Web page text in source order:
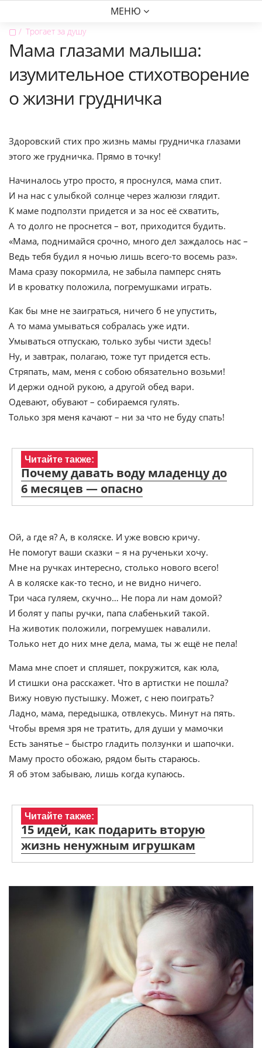
МЕНЮ
▢ Трогает за душу
Мама глазами малыша:
изумительное стихотворение
о жизни грудничка
Здоровский стих про жизнь мамы грудничка глазами
этого же грудничка. Прямо в точку!
Начиналось утро просто, я проснулся, мама спит.
И на нас с улыбкой солнце через жалюзи глядит.
К маме подползти придется и за нос её схватить,
А то долго не проснется – вот, приходится будить.
«Мама, поднимайся срочно, много дел заждалось нас –
Ведь тебя будил я ночью лишь всего-то восемь раз».
Мама сразу покормила, не забыла памперс снять
И в кроватку положила, погремушками играть.
Как бы мне не заиграться, ничего б не упустить,
А то мама умываться собралась уже идти.
Умываться отпускаю, только зубы чисти здесь!
Ну, и завтрак, полагаю, тоже тут придется есть.
Стряпать, мам, меня с собою обязательно возьми!
И держи одной рукою, а другой обед вари.
Одевают, обувают – собираемся гулять.
Только зря меня качают – ни за что не буду спать!
Читайте также:
Почему давать воду младенцу до
6 месяцев — опасно
Ой, а где я? А, в коляске. И уже вовсю кричу.
Не помогут ваши сказки – я на рученьки хочу.
Мне на ручках интересно, столько нового всего!
А в коляске как-то тесно, и не видно ничего.
Три часа гуляем, скучно… Не пора ли нам домой?
И болят у папы ручки, папа слабенький такой.
На животик положили, погремушек навалили.
Только нет до них мне дела, мама, ты ж ещё не пела!
Мама мне споет и спляшет, покружится, как юла,
И стишки она расскажет. Что в артистки не пошла?
Вижу новую пустышку. Может, с нею поиграть?
Ладно, мама, передышка, отвлекусь. Минут на пять.
Чтобы время зря не тратить, для души у мамочки
Есть занятье – быстро гладить ползунки и шапочки.
Маму просто обожаю, рядом быть стараюсь.
Я об этом забываю, лишь когда купаюсь.
Читайте также:
15 идей, как подарить вторую
жизнь ненужным игрушкам